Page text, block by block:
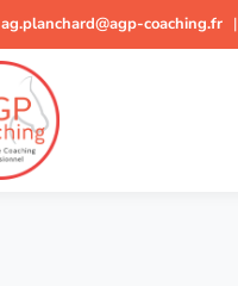
ag.planchard@agp-coaching.fr|